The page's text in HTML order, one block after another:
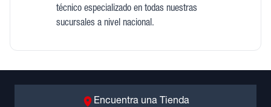
técnico especializado en todas nuestras
sucursales a nivel nacional.
Encuentra una Tienda